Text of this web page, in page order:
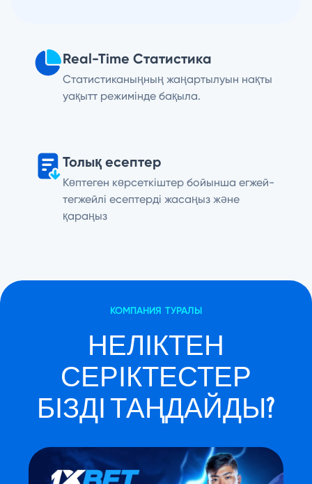
Real-Time Статистика
Статистиканыңның жаңартылуын нақты
уақытт режимінде бақыла.
Толық есептер
Көптеген көрсеткіштер бойынша егжей-
тегжейлі есептерді жасаңыз және
қараңыз
КОМПАНИЯ ТУРАЛЫ
НЕЛІКТЕН
СЕРІКТЕСТЕР
БІЗДІ ТАҢДАЙДЫ?